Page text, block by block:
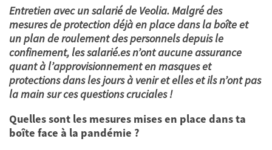
Entretien avec un salarié de Veolia. Malgré des
mesures de protection déjà en place dans la boîte et
un plan de roulement des personnels depuis le
confinement, les salarié.es n’ont aucune assurance
quant à l’approvisionnement en masques et
protections dans les jours à venir et elles et ils n’ont pas
la main sur ces questions cruciales !
Quelles sont les mesures mises en place dans ta
boîte face à la pandémie ?